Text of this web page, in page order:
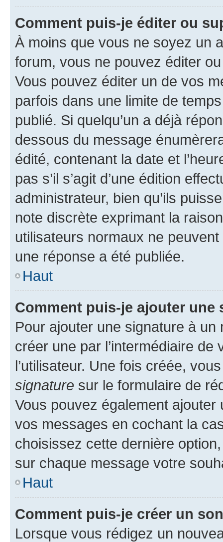
Comment puis-je éditer ou
À moins que vous ne soyez un
forum, vous ne pouvez éditer
Vous pouvez éditer un de vos
parfois dans une limite de
publié. Si quelqu’un a déjà
dessous du message
édité, contenant la date et
pas s’il s’agit d’une édition
administrateur, bien qu’ils
note discrète exprimant la
utilisateurs normaux ne
une réponse a été publiée.
Haut
Comment puis-je ajouter une
Pour ajouter une signature à un
créer une par l’intermédiaire
l’utilisateur. Une fois créée,
signature sur le formulaire de
Vous pouvez également
vos messages en cochant la
choisissez cette dernière
sur chaque message votre
Haut
Comment puis-je créer un
Lorsque vous rédigez un